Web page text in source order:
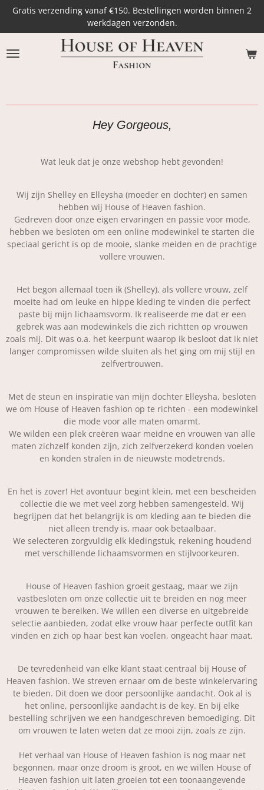
Ga
naar
de
hoofdinhoud
Gratis verzending vanaf €150. Bestellingen worden binnen 2
werkdagen verzonden.
Hey Gorgeous,
Wat leuk dat je onze webshop hebt gevonden!
Wij zijn Shelley en Elleysha (moeder en dochter) en samen
hebben wij House of Heaven fashion.
Gedreven door onze eigen ervaringen en passie voor mode,
hebben we besloten om een online modewinkel te starten die
speciaal gericht is op de mooie, slanke meiden en de prachtige
vollere vrouwen.
Het begon allemaal toen ik (Shelley), als vollere vrouw, zelf
moeite had om leuke en hippe kleding te vinden die perfect
paste bij mijn lichaamsvorm. Ik realiseerde me dat er een
gebrek was aan modewinkels die zich richtten op vrouwen
zoals mij. Dit was o.a. het keerpunt waarop ik besloot dat ik niet
langer compromissen wilde sluiten als het ging om mij stijl en
zelfvertrouwen.
Met de steun en inspiratie van mijn dochter Elleysha, besloten
we om House of Heaven fashion op te richten - een modewinkel
die mode voor alle maten omarmt.
We wilden een plek creëren waar meidne en vrouwen van alle
maten zichzelf konden zijn, zich zelfverzekerd konden voelen
en konden stralen in de nieuwste modetrends.
En het is zover! Het avontuur begint klein, met een bescheiden
collectie die we met veel zorg hebben samengesteld. Wij
begrijpen dat het belangrijk is om kleding aan te bieden die
niet alleen trendy is, maar ook betaalbaar.
We selecteren zorgvuldig elk kledingstuk, rekening houdend
met verschillende lichaamsvormen en stijlvoorkeuren.
House of Heaven fashion groeit gestaag, maar we zijn
vastbesloten om onze collectie uit te breiden en nog meer
vrouwen te bereiken. We willen een diverse en uitgebreide
selectie aanbieden, zodat elke vrouw haar perfecte outfit kan
vinden en zich op haar best kan voelen, ongeacht haar maat.
De tevredenheid van elke klant staat centraal bij House of
Heaven fashion. We streven ernaar om de beste winkelervaring
te bieden. Dit doen we door persoonlijke aandacht. Ook al is
het online, persoonlijke aandacht is de key. En bij elke
bestelling schrijven we een handgeschreven bemoediging. Dit
om vrouwen te laten weten dat ze mooi zijn, zoals ze zijn.
Het verhaal van House of Heaven fashion is nog maar net
begonnen, maar onze droom is groot, en we willen House of
Heaven fashion uit laten groeien tot een toonaangevende